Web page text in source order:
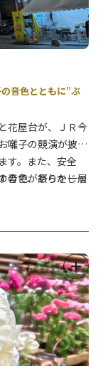
音色とともに”ぶ
花屋台が、ＪＲ今
囃子の競演が披露
音色が祭りを一層
す。また、安全
ので、あらかじめ
き合い、お囃子
で勝敗を決めたそ